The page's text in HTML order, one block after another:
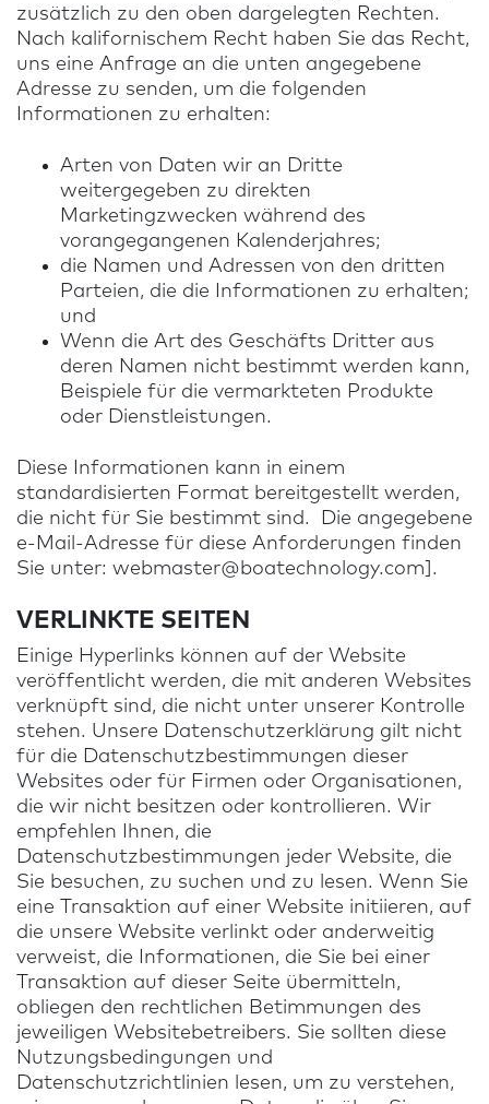
zusätzlich zu den oben dargelegten Rechten.
Nach kalifornischem Recht haben Sie das Recht,
uns eine Anfrage an die unten angegebene
Adresse zu senden, um die folgenden
Informationen zu erhalten:
Arten von Daten wir an Dritte
weitergegeben zu direkten
Marketingzwecken während des
vorangegangenen Kalenderjahres;
die Namen und Adressen von den dritten
Parteien, die die Informationen zu erhalten;
und
Wenn die Art des Geschäfts Dritter aus
deren Namen nicht bestimmt werden kann,
Beispiele für die vermarkteten Produkte
oder Dienstleistungen.
Diese Informationen kann in einem
standardisierten Format bereitgestellt werden,
die nicht für Sie bestimmt sind. Die angegebene
e-Mail-Adresse für diese Anforderungen finden
Sie unter: webmaster@boatechnology.com ].
VERLINKTE SEITEN
Einige Hyperlinks können auf der Website
veröffentlicht werden, die mit anderen Websites
verknüpft sind, die nicht unter unserer Kontrolle
stehen. Unsere Datenschutzerklärung gilt nicht
für die Datenschutzbestimmungen dieser
Websites oder für Firmen oder Organisationen,
die wir nicht besitzen oder kontrollieren. Wir
empfehlen Ihnen, die
Datenschutzbestimmungen jeder Website, die
Sie besuchen, zu suchen und zu lesen. Wenn Sie
eine Transaktion auf einer Website initiieren, auf
die unsere Website verlinkt oder anderweitig
verweist, die Informationen, die Sie bei einer
Transaktion auf dieser Seite übermitteln,
obliegen den rechtlichen Betimmungen des
jeweiligen Websitebetreibers. Sie sollten diese
Nutzungsbedingungen und
Datenschutzrichtlinien lesen, um zu verstehen,